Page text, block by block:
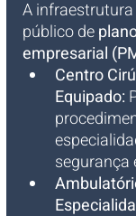
A
público de
empresarial
Centro
Equipado:
segurança